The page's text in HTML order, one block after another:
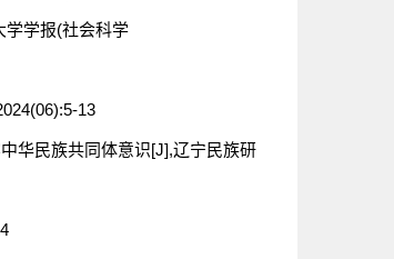
学学报(社会科学
13
华民族共同体意识[J],辽宁民族研